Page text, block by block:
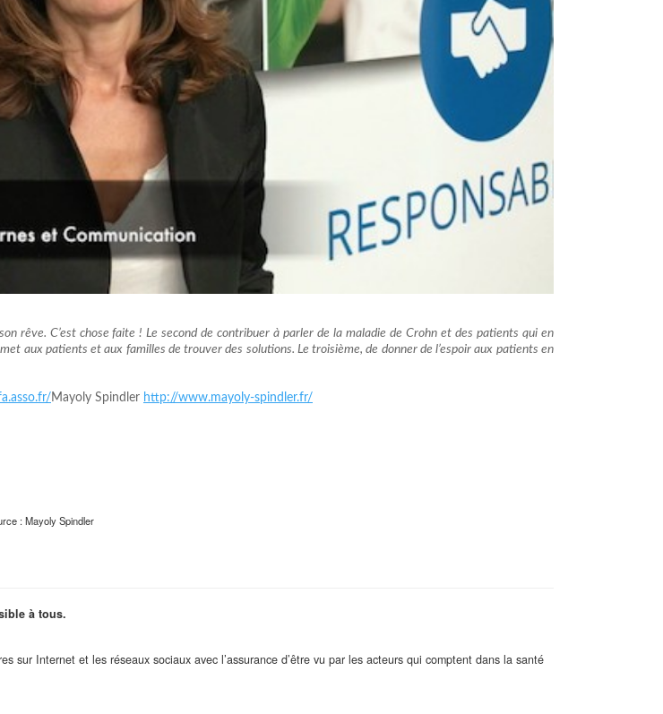
rêve. C’est chose faite ! Le second de contribuer à parler de la maladie de Crohn et des patients qui en
aux patients et aux familles de trouver des solutions. Le troisième, de donner de l’espoir aux patients en
Mayoly Spindler http://www.mayoly-spindler.fr/
: Mayoly Spindler
à tous.
sur Internet et les réseaux sociaux avec l’assurance d’être vu par les acteurs qui comptent dans la santé